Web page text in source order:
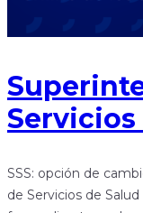
Servicios
SSS: opción de
de Servicios de